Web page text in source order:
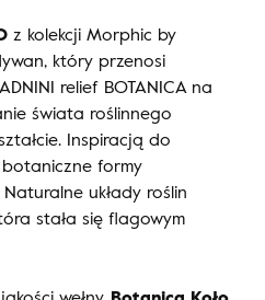
z kolekcji Morphic by
który przenosi
relief BOTANICA na
świata roślinnego
Inspiracją do
formy
układy roślin
stała się flagowym